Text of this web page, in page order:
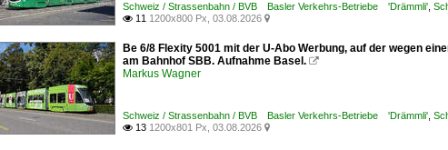
Schweiz / Strassenbahn / BVB Basler Verkehrs-Betriebe 'Drämmli'
 11 1200x800 Px, 03.08.2026 
Be 6/8 Flexity 5001 mit der U-Abo Werbung, auf der wegen
am Bahnhof SBB. Aufnahme Basel. 
Markus Wagner
Schweiz / Strassenbahn / BVB Basler Verkehrs-Betriebe 'Drämmli'
 13 1200x801 Px, 03.08.2026 